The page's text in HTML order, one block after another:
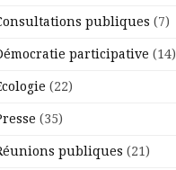
publiques (7)
participative (14)
(22)
(35)
publiques (21)